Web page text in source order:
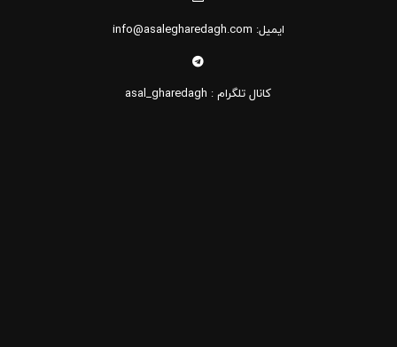
ایمیل: info@asalegharedagh.com
کانال تلگرام : asal_gharedagh